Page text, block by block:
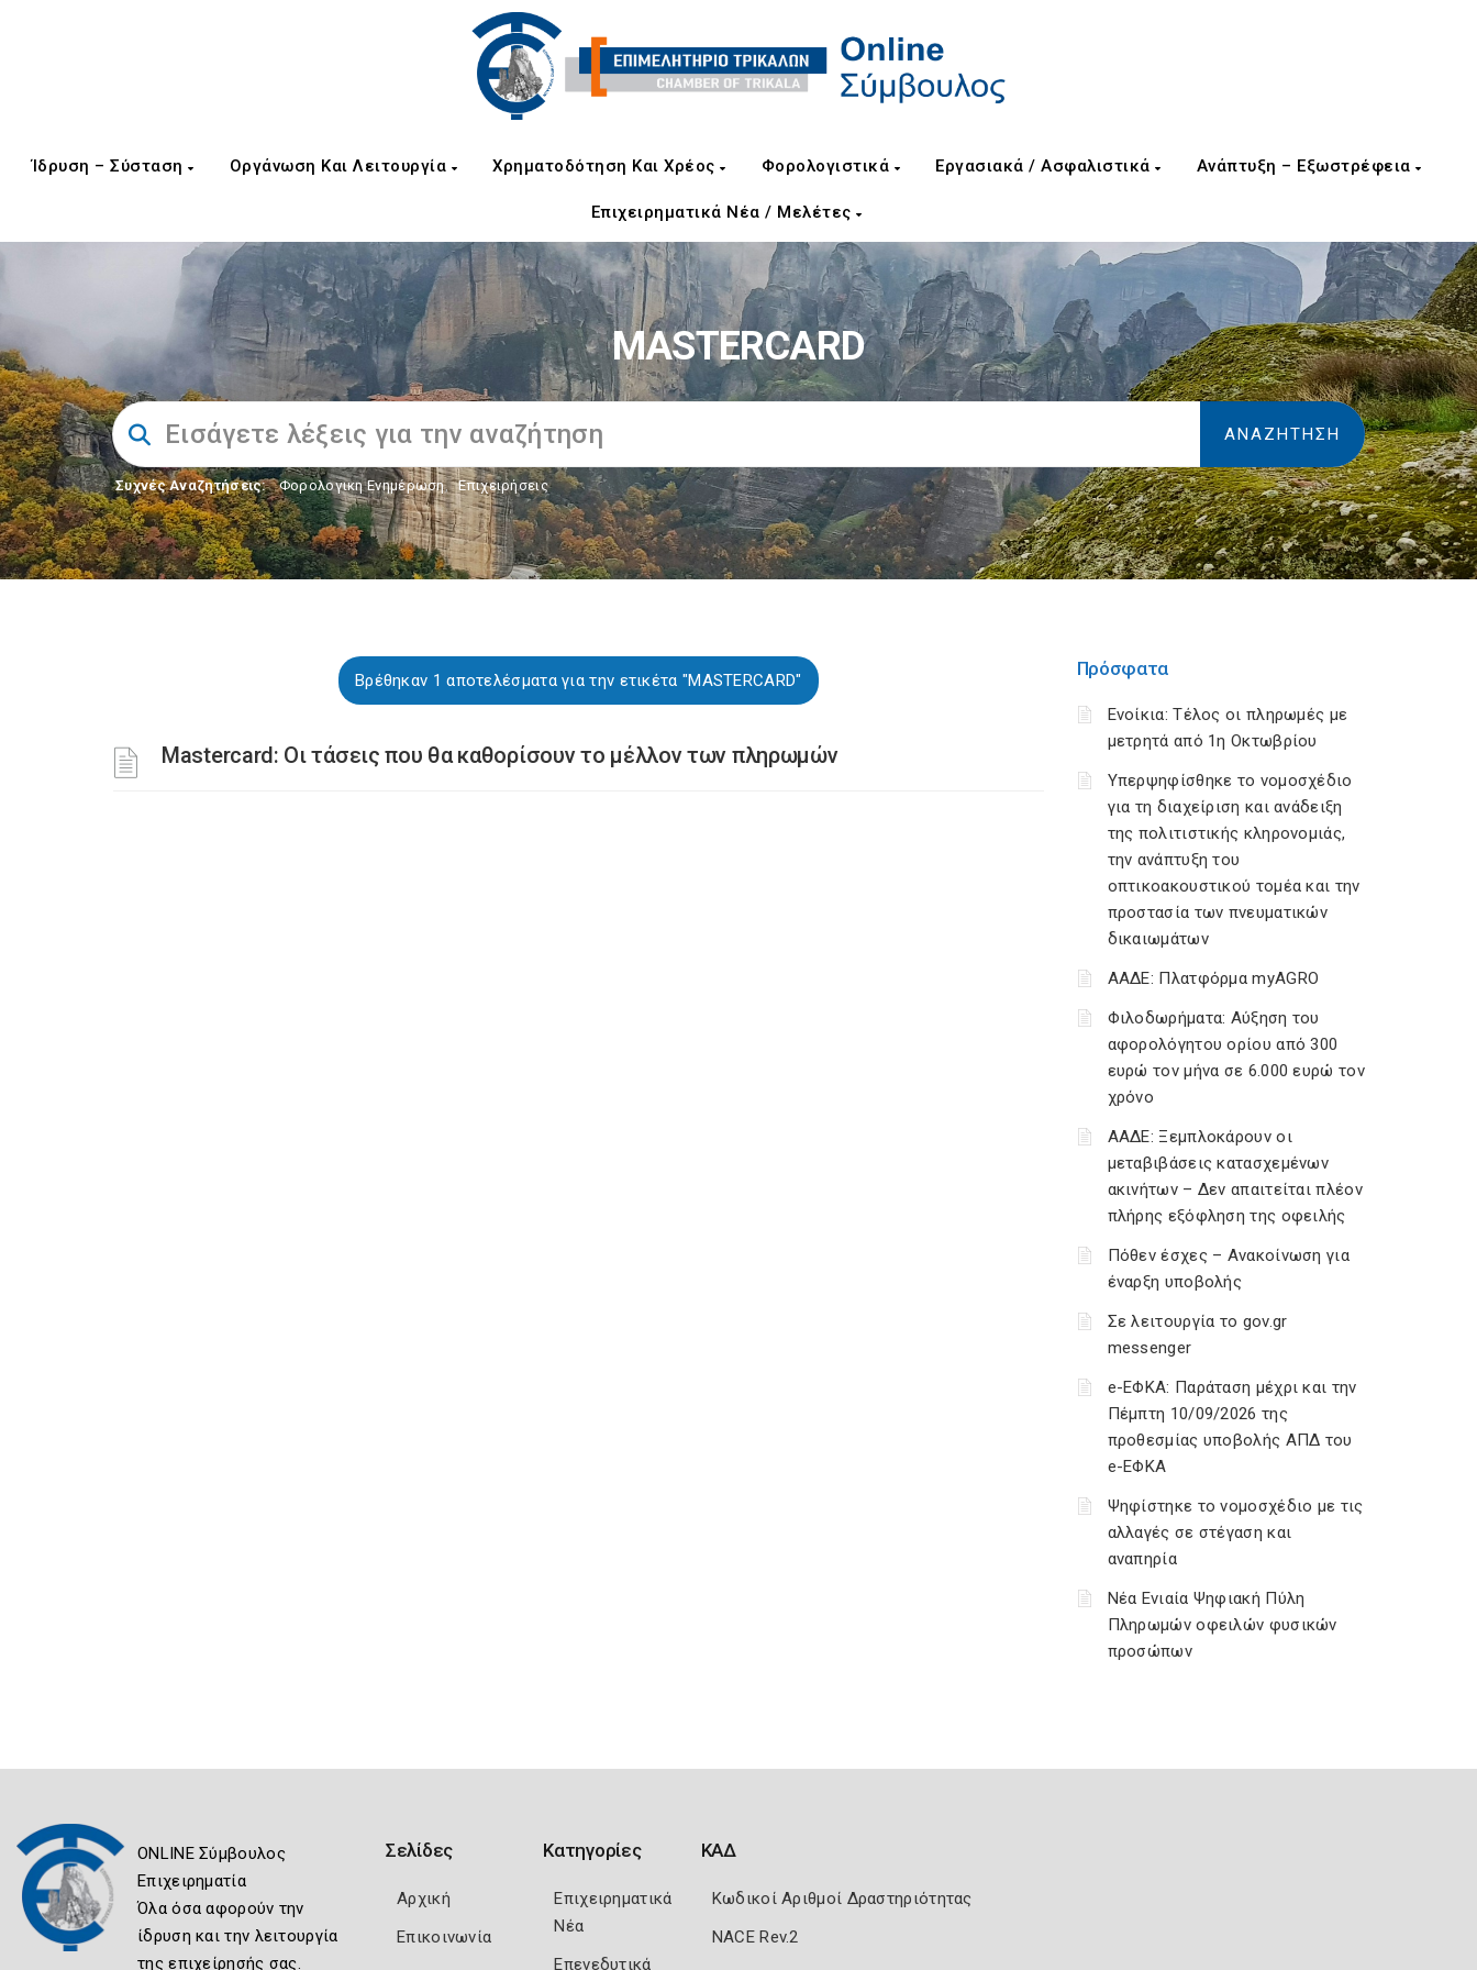
Ίδρυση – Σύσταση Οργάνωση Και Λειτουργία Χρηματοδότηση Και Χρέος Φορολογιστικά Εργασιακά / Ασφαλιστικά Ανάπτυξη – Εξωστρέφεια
Επιχειρηματικά Νέα / Μελέτες
MASTERCARD
Συχνές Αναζητήσεις: Φορολογικη Ενημέρωση, Επιχειρήσεις
Βρέθηκαν 1 αποτελέσματα για την ετικέτα "MASTERCARD"
Mastercard: Οι τάσεις που θα καθορίσουν το μέλλον των πληρωμών
Πρόσφατα
Ενοίκια: Τέλος οι πληρωμές με
μετρητά από 1η Οκτωβρίου
Υπερψηφίσθηκε το νομοσχέδιο
για τη διαχείριση και ανάδειξη
της πολιτιστικής κληρονομιάς,
την ανάπτυξη του
οπτικοακουστικού τομέα και την
προστασία των πνευματικών
δικαιωμάτων
ΑΑΔΕ: Πλατφόρμα myAGRO
Φιλοδωρήματα: Αύξηση του
αφορολόγητου ορίου από 300
ευρώ τον μήνα σε 6.000 ευρώ τον
χρόνο
ΑΑΔΕ: Ξεμπλοκάρουν οι
μεταβιβάσεις κατασχεμένων
ακινήτων – Δεν απαιτείται πλέον
πλήρης εξόφληση της οφειλής
Πόθεν έσχες – Ανακοίνωση για
έναρξη υποβολής
Σε λειτουργία το gov.gr
messenger
e-ΕΦΚΑ: Παράταση μέχρι και την
Πέμπτη 10/09/2026 της
προθεσμίας υποβολής ΑΠΔ του
e-ΕΦΚΑ
Ψηφίστηκε το νομοσχέδιο με τις
αλλαγές σε στέγαση και
αναπηρία
Νέα Ενιαία Ψηφιακή Πύλη
Πληρωμών οφειλών φυσικών
προσώπων
ONLINE Σύμβουλος
Επιχειρηματία
Όλα όσα αφορούν την
ίδρυση και την λειτουργία
της επιχείρησής σας.
Σελίδες
Αρχική
Επικοινωνία
Κατηγορίες
Επιχειρηματικά
Νέα
Επενεδυτικά
ΚΑΔ
Κωδικοί Αριθμοί Δραστηριότητας
NACE Rev.2